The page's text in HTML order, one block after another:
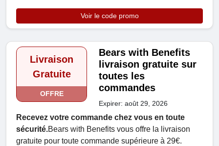
Voir le code promo
Livraison
Gratuite
OFFRE
Bears with Benefits
livraison gratuite sur
toutes les
commandes
Expirer: août 29, 2026
Recevez votre commande chez vous en toute
sécurité.Bears with Benefits vous offre la livraison
gratuite pour toute commande supérieure à 29€.